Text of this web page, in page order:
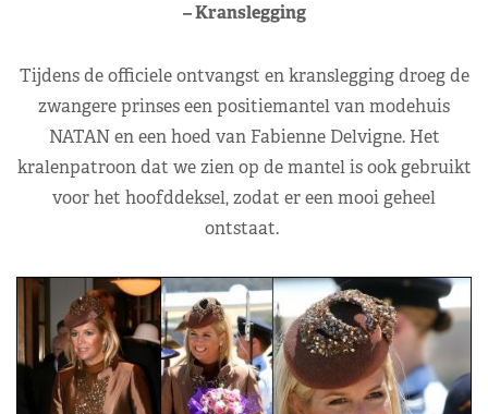
– Kranslegging
Tijdens de officiele ontvangst en kranslegging droeg de
zwangere prinses een positiemantel van modehuis
NATAN en een hoed van Fabienne Delvigne. Het
kralenpatroon dat we zien op de mantel is ook gebruikt
voor het hoofddeksel, zodat er een mooi geheel
ontstaat.